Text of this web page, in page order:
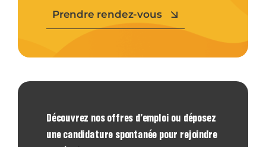
Prendre rendez-vous
Découvrez nos offres d’emploi ou déposez
une candidature spontanée pour rejoindre